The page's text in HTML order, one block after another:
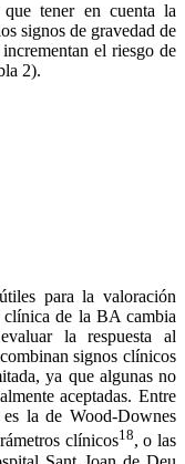
tener en cuenta la
signos de gravedad de
el riesgo de
2).
para la valoración
de la BA cambia
la respuesta al
signos clínicos
ya que algunas no
aceptadas. Entre
la de Wood-Downes
clínicos18, o las